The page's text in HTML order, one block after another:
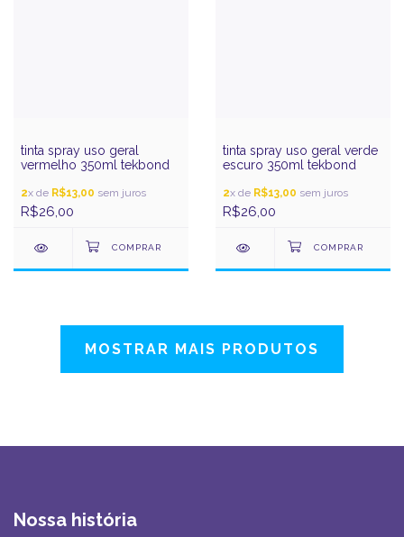
tinta spray uso geral
vermelho 350ml tekbond
2x de R$13,00 sem juros
R$26,00
tinta spray uso geral verde
escuro 350ml tekbond
2x de R$13,00 sem juros
R$26,00
MOSTRAR MAIS PRODUTOS
Nossa história